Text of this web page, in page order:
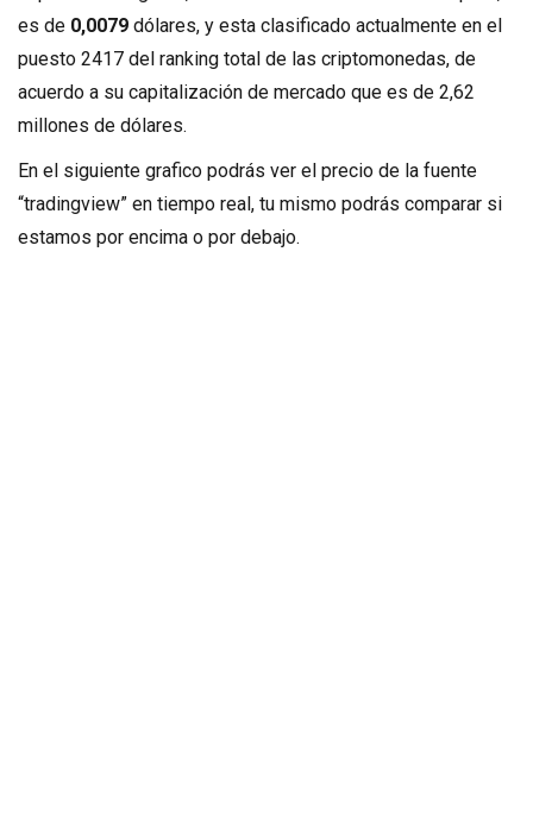
es de 0,0079 dólares, y esta clasificado actualmente en el
puesto 2417 del ranking total de las criptomonedas, de
acuerdo a su capitalización de mercado que es de 2,62
millones de dólares.
En el siguiente grafico podrás ver el precio de la fuente
“tradingview” en tiempo real, tu mismo podrás comparar si
estamos por encima o por debajo.